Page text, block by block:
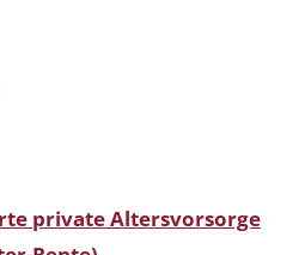
private Altersvorsorge